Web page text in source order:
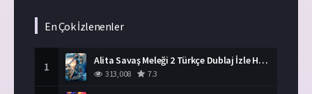
En Çok İzlenenler
1 Alita Savaş Meleği 2 Türkçe Dublaj İzle HD Film
313,008 7.3